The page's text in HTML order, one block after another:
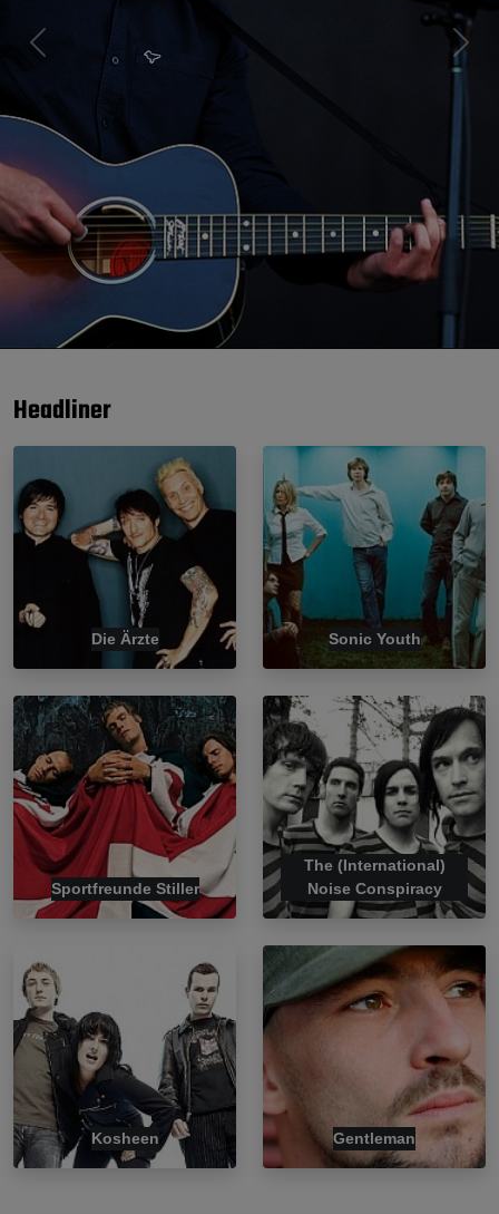
Previous Next
Headliner
Die Ärzte Sonic Youth
Sportfreunde Stiller
The (International)
Noise Conspiracy
Kosheen Gentleman